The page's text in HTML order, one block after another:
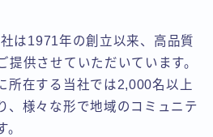
は1971年の創立以来、高品質
提供させていただいています。
所在する当社では2,000名以上
、様々な形で地域のコミュニテ
。